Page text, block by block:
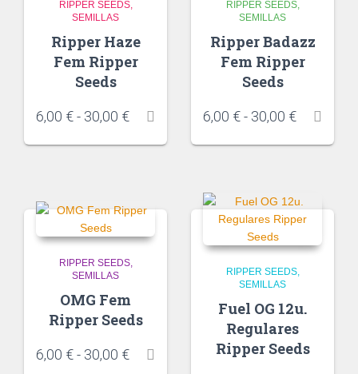
RIPPER SEEDS
SEMILLAS
Ripper Haze
Fem Ripper
Seeds
6,00 €- 30,00 €
RIPPER SEEDS
SEMILLAS
Ripper Badazz
Fem Ripper
Seeds
6,00 €- 30,00 €
RIPPER SEEDS
SEMILLAS
OMG Fem
Ripper Seeds
6,00 €- 30,00 €
RIPPER SEEDS
SEMILLAS
Fuel OG 12u.
Regulares
Ripper Seeds